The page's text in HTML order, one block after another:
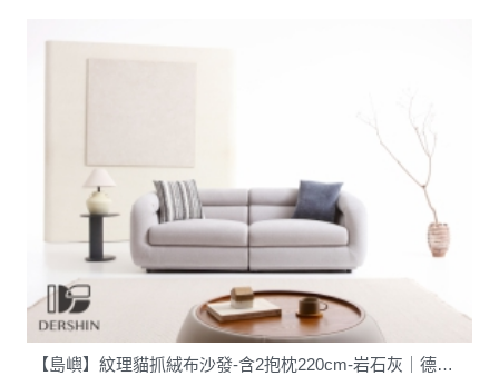
【島嶼】紋理貓抓絨布沙發-含2抱枕220cm-岩石灰｜德新家具